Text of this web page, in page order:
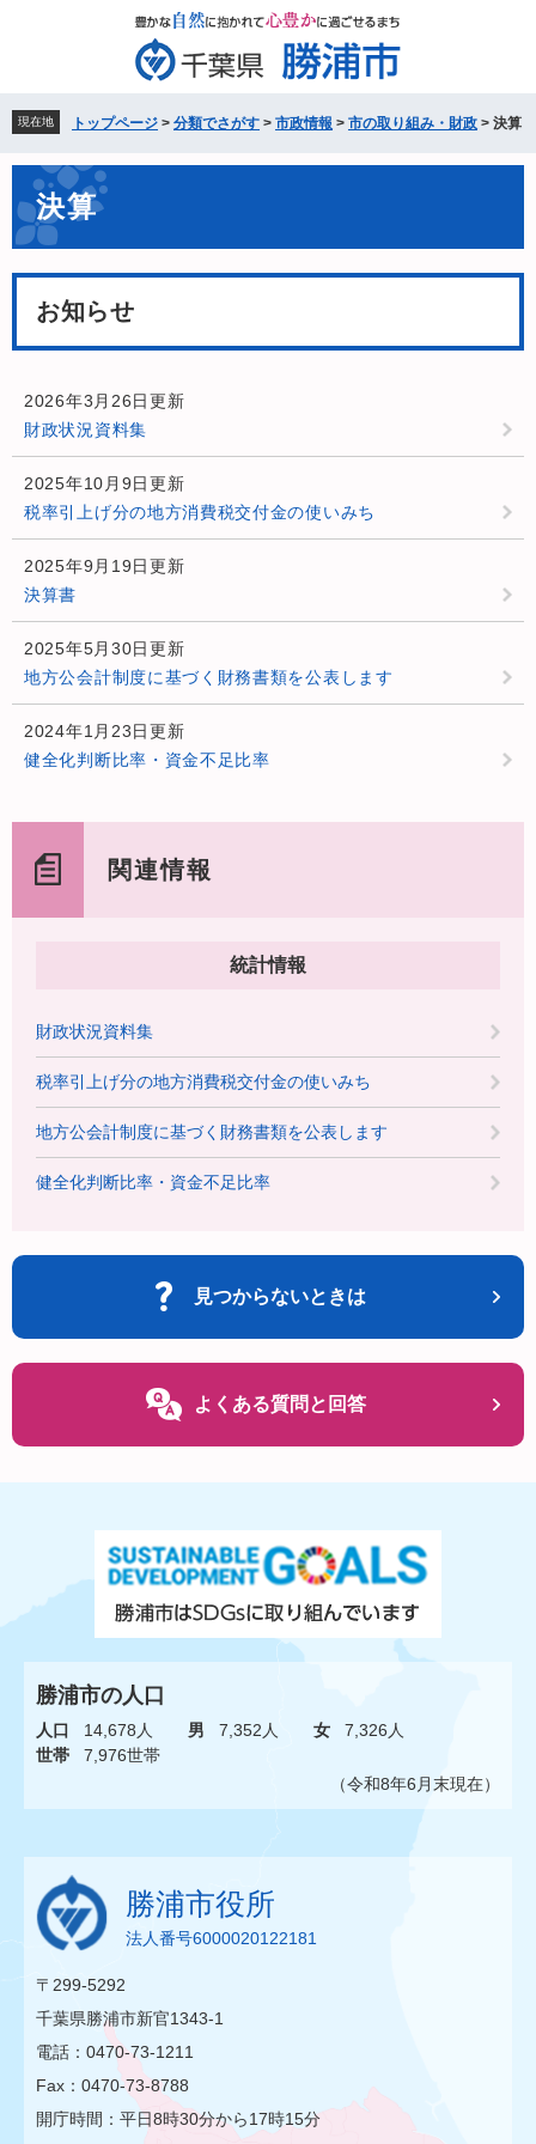
先
頭
で
を
飛
ば
本
現在地 トップページ > 分類でさがす > 市政情報 > 市の取り組み・財政 > 決算
文 決算
お知らせ
2026年3月26日更新
財政状況資料集
2025年10月9日更新
税率引上げ分の地方消費税交付金の使いみち
2025年9月19日更新
決算書
2025年5月30日更新
地方公会計制度に基づく財務書類を公表します
2024年1月23日更新
健全化判断比率・資金不足比率
関連情報
統計情報
財政状況資料集
税率引上げ分の地方消費税交付金の使いみち
地方公会計制度に基づく財務書類を公表します
健全化判断比率・資金不足比率
見つからないときは
よくある質問と回答
勝浦市の人口
人口 14,678人 男 7,352人 女
7,326人
世帯
7,976世帯
（令和8年6月末現在）
勝浦市役所
法人番号6000020122181
〒299-5292
千葉県勝浦市新官1343-1
電話：0470-73-1211
Fax：0470-73-8788
開庁時間：平日8時30分から17時15分